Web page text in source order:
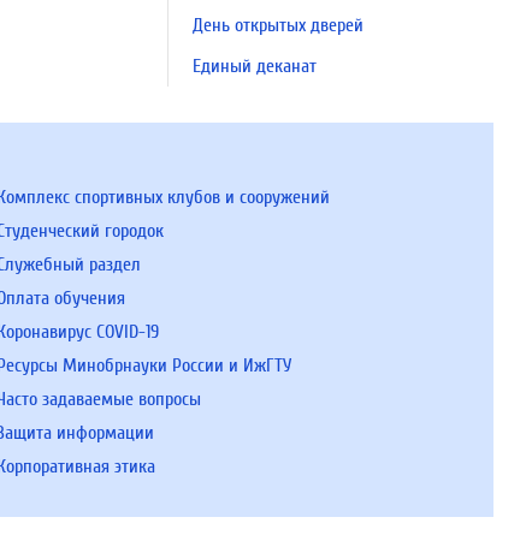
День открытых дверей
Единый деканат
спортивных клубов и сооружений
городок
раздел
обучения
COVID-19
Минобрнауки России и ИжГТУ
задаваемые вопросы
информации
этика